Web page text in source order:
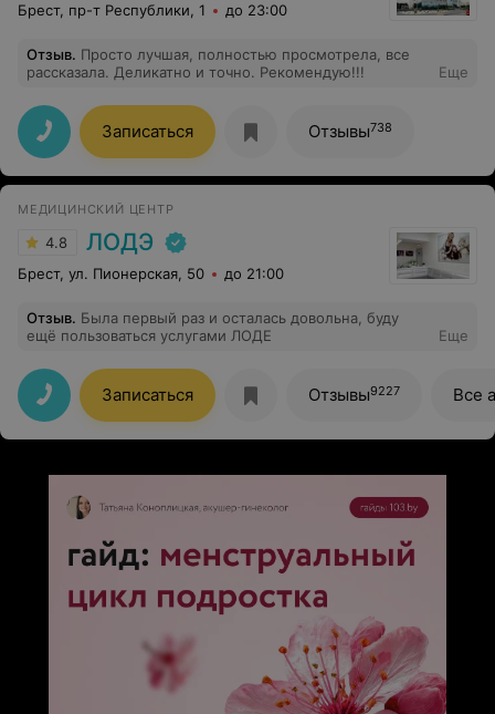
Брест, пр-т Республики, 1 до 23:00
Отзыв. Просто лучшая, полностью просмотрела, все
рассказала. Деликатно и точно. Рекомендую!!!
Еще
Записаться Отзывы738
МЕДИЦИНСКИЙ ЦЕНТР
4.8 ЛОДЭ
Брест, ул. Пионерская, 50 до 21:00
Отзыв. Была первый раз и осталась довольна, буду
ещё пользоваться услугами ЛОДЕ
Еще
Записаться Отзывы9227 Все